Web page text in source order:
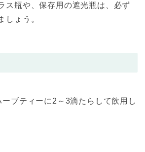
ス瓶や、保存用の遮光瓶は、必ず
しょう。
ブティーに2～3滴たらして飲用し